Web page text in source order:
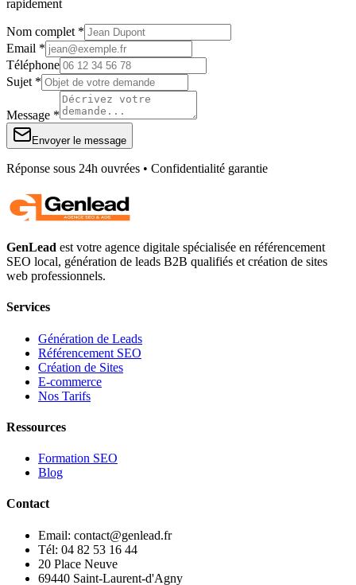
rapidement
Nom complet *
Email *
Téléphone
Sujet *
Message *
Envoyer le message
Réponse sous 24h ouvrées • Confidentialité garantie
GenLead est votre agence digitale spécialisée en référencement
SEO local, génération de leads B2B qualifiés et création de sites
web professionnels.
Services
Génération de Leads
Référencement SEO
Création de Sites
E-commerce
Nos Tarifs
Ressources
Formation SEO
Blog
Contact
Email: contact@genlead.fr
Tél: 04 82 53 16 44
20 Place Neuve
69440 Saint-Laurent-d'Agny